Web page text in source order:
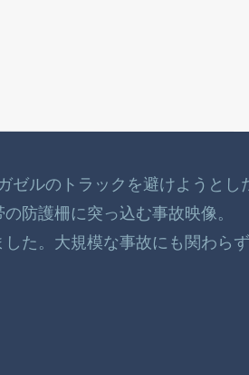
ゼルのトラックを避けようとし
防護柵に突っ込む事故映像。
た。大規模な事故にも関わら